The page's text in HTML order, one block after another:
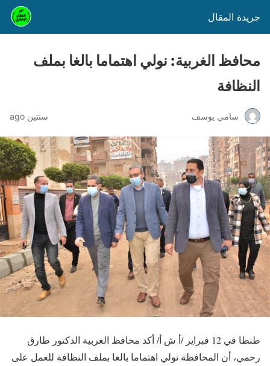
جريدة المقال
محافظ الغربية: نولي اهتماما بالغا بملف
النظافة
سامي يوسف سنتين ago
طنطا في 12 فبراير /أ ش أ/ أكد محافظ الغربية الدكتور طارق
رحمي، أن المحافظة تولي اهتماما بالغا بملف النظافة للعمل على